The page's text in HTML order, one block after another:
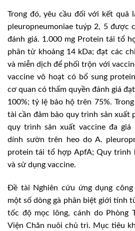
Trong đó, yêu cầu đối với kết quả
pleuropneumoniae tuýp 2, 5 được
đánh giá. 1.000 mg Protein tái tổ
phân tử khoảng 14 kDa; đạt các
và miễn dịch để phối trộn với
vaccine vô hoạt có bổ sung
cơ quan có thẩm quyền đánh giá
100%; tỷ lệ bảo hộ trên 75%.
tài cần đảm bảo quy trình sản xuất
quy trình sản xuất vaccine đa giá
dính sườn trên heo do A.
protein tái tổ hợp ApfA; Quy trình
và sử dụng vaccine.
Đề tài Nghiên cứu ứng dụng
một số dòng gà phân biệt giới tính
tốc độ mọc lông, cánh do Phòng
Viện Chăn nuôi chủ trì. Mục tiêu